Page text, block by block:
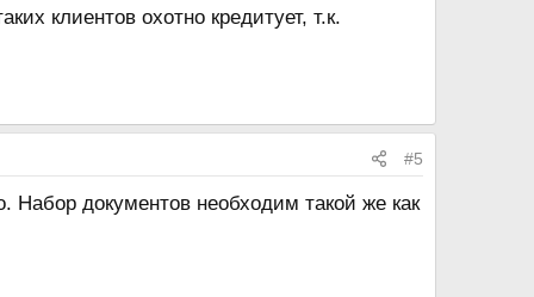
клиентов охотно кредитует, т.к.
#5
Набор документов необходим такой же как